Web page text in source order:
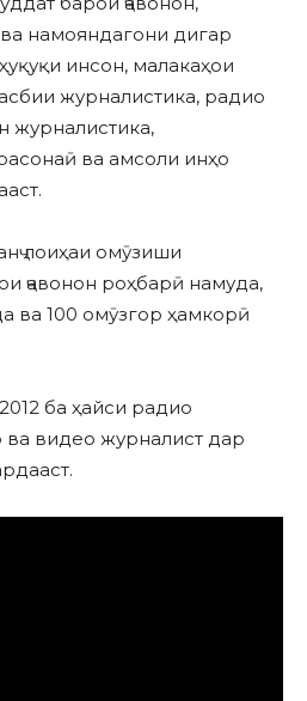
намояндагони дигар
инсон, малакаҳои
журналистика, радио
журналистика,
ва амсоли инҳо
лоиҳаи омӯзиши
ҷавонон роҳбарӣ намуда,
ва 100 омӯзгор ҳамкорӣ
ба ҳайси радио
видео журналист дар